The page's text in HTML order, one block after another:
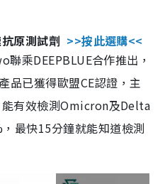
原測試劑 >>按此選購<<
乘DEEPBLUE合作推出，
品已獲得歐盟CE認證，主
有效檢測Omicron及Delta
最快15分鐘就能知道檢測